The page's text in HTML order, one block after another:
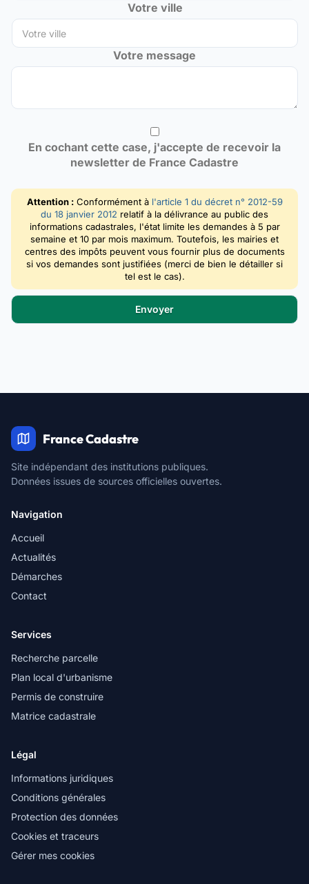
Votre ville
Votre message
En cochant cette case, j'accepte de recevoir la
newsletter de France Cadastre
Attention :Conformément à l'article 1 du décret n° 2012-59
du 18 janvier 2012 relatif à la délivrance au public des
informations cadastrales, l'état limite les demandes à 5 par
semaine et 10 par mois maximum. Toutefois, les mairies et
centres des impôts peuvent vous fournir plus de documents
si vos demandes sont justifiées (merci de bien le détailler si
tel est le cas).
France Cadastre
Site indépendant des institutions publiques.
Données issues de sources officielles ouvertes.
Navigation
Accueil
Actualités
Démarches
Contact
Services
Recherche parcelle
Plan local d'urbanisme
Permis de construire
Matrice cadastrale
Légal
Informations juridiques
Conditions générales
Protection des données
Cookies et traceurs
Gérer mes cookies